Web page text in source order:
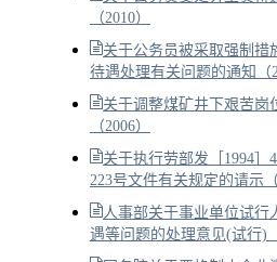
（2010）
关于公务员被采取强制措
待遇处理有关问题的通知（
关于调整煤矿井下艰苦岗
（2006）
关于执行劳部发［1994］
223号文件有关规定的请示（
人事部关于事业单位试行
遇等问题的处理意见(试行)